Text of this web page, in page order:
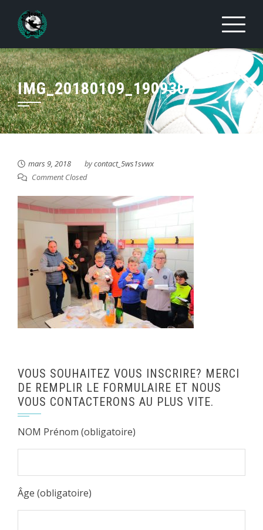
content
IMG_20180109_190930
mars 9, 2018 bycontact_5ws1svwx
Comment Closed
VOUS SOUHAITEZ VOUS INSCRIRE? MERCI
DE REMPLIR LE FORMULAIRE ET NOUS
VOUS CONTACTERONS AU PLUS VITE.
NOM Prénom (obligatoire)
Âge (obligatoire)